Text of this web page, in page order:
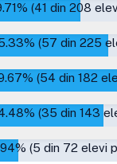
% (41 din 208
% (57 din 225
% (54 din 182
% (35 din 143
% (5 din 72 elevi